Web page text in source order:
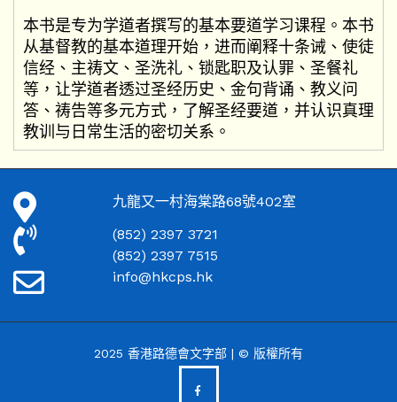
本书是专为学道者撰写的基本要道学习课程。本书
从基督教的基本道理开始，进而阐释十条诫、使徒
信经、主祷文、圣洗礼、锁匙职及认罪、圣餐礼
等，让学道者透过圣经历史、金句背诵、教义问
答、祷告等多元方式，了解圣经要道，并认识真理
教训与日常生活的密切关系。
九龍又一村海棠路68號402室
(852) 2397 3721
(852) 2397 7515
info@hkcps.hk
2025 香港路德會文字部 | © 版權所有